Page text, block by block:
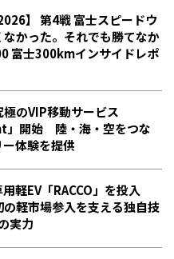
】 第4戦 富士スピードウ
かった。それでも勝てなか
富士300kmインサイドレポ
極のVIP移動サービス
」開始 陸・海・空をつな
体験を提供
用軽EV「RACCO」を投入
軽市場参入を支える独自技
実力